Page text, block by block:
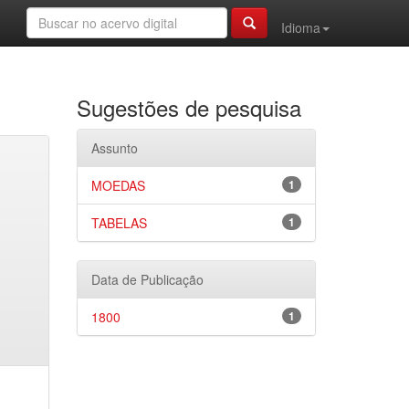
Idioma
Sugestões de pesquisa
Assunto
1
MOEDAS
1
TABELAS
Data de Publicação
1
1800